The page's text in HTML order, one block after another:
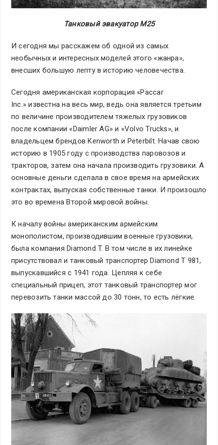
Танковый эвакуатор М25
И сегодня мы расскажем об одной из самых
необычных и интересных моделей этого «жанра»,
внесших большую лепту в историю человечества.
Сегодня американская корпорация «Paccar
Inc.» известна на весь мир, ведь она является третьим
по величине производителем тяжелых грузовиков
после компании «Daimler AG» и «Volvo Trucks», и
владельцем брендов Kenworth и Peterbilt. Начав свою
историю в 1905 году с производства паровозов и
тракторов, затем она начала производить грузовики. А
основные деньги сделала в свое время на армейских
контрактах, выпуская собственные танки. И произошло
это во времена Второй мировой войны.
К началу войны американским армейским
монополистом, производившим военные грузовики,
была компания Diamond T. В том числе в их линейке
присутствовал и танковый транспортер Diamond T 981,
выпускавшийся с 1941 года. Цепляя к себе
специальный прицеп, этот танковый транспортер мог
перевозить танки массой до 30 тонн, то есть лёгкие.